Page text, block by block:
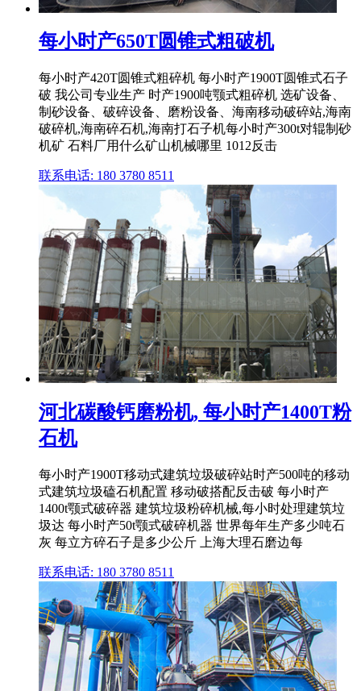
每小时产650T圆锥式粗破机
每小时产420T圆锥式粗碎机 每小时产1900T圆锥式石子
破 我公司专业生产 时产1900吨颚式粗碎机 选矿设备、
制砂设备、破碎设备、磨粉设备、海南移动破碎站,海南
破碎机,海南碎石机,海南打石子机每小时产300t对辊制砂
机矿 石料厂用什么矿山机械哪里 1012反击
联系电话: 180 3780 8511
河北碳酸钙磨粉机, 每小时产1400T粉
石机
每小时产1900T移动式建筑垃圾破碎站时产500吨的移动
式建筑垃圾磕石机配置 移动破搭配反击破 每小时产
1400t颚式破碎器 建筑垃圾粉碎机械,每小时处理建筑垃
圾达 每小时产50t颚式破碎机器 世界每年生产多少吨石
灰 每立方碎石子是多少公斤 上海大理石磨边每
联系电话: 180 3780 8511